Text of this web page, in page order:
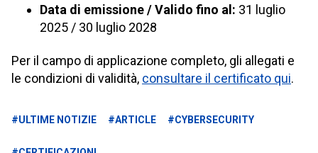
Data di emissione / Valido fino al: 31 luglio
2025 / 30 luglio 2028
Per il campo di applicazione completo, gli allegati e
le condizioni di validità, consultare il certificato qui.
#ULTIME NOTIZIE #ARTICLE #CYBERSECURITY